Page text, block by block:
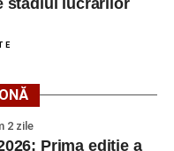
Gârbova
2 zile
Prima ediție a